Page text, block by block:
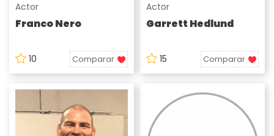
Actor
Franco Nero
10 Comparar
Actor
Garrett Hedlund
15 Comparar